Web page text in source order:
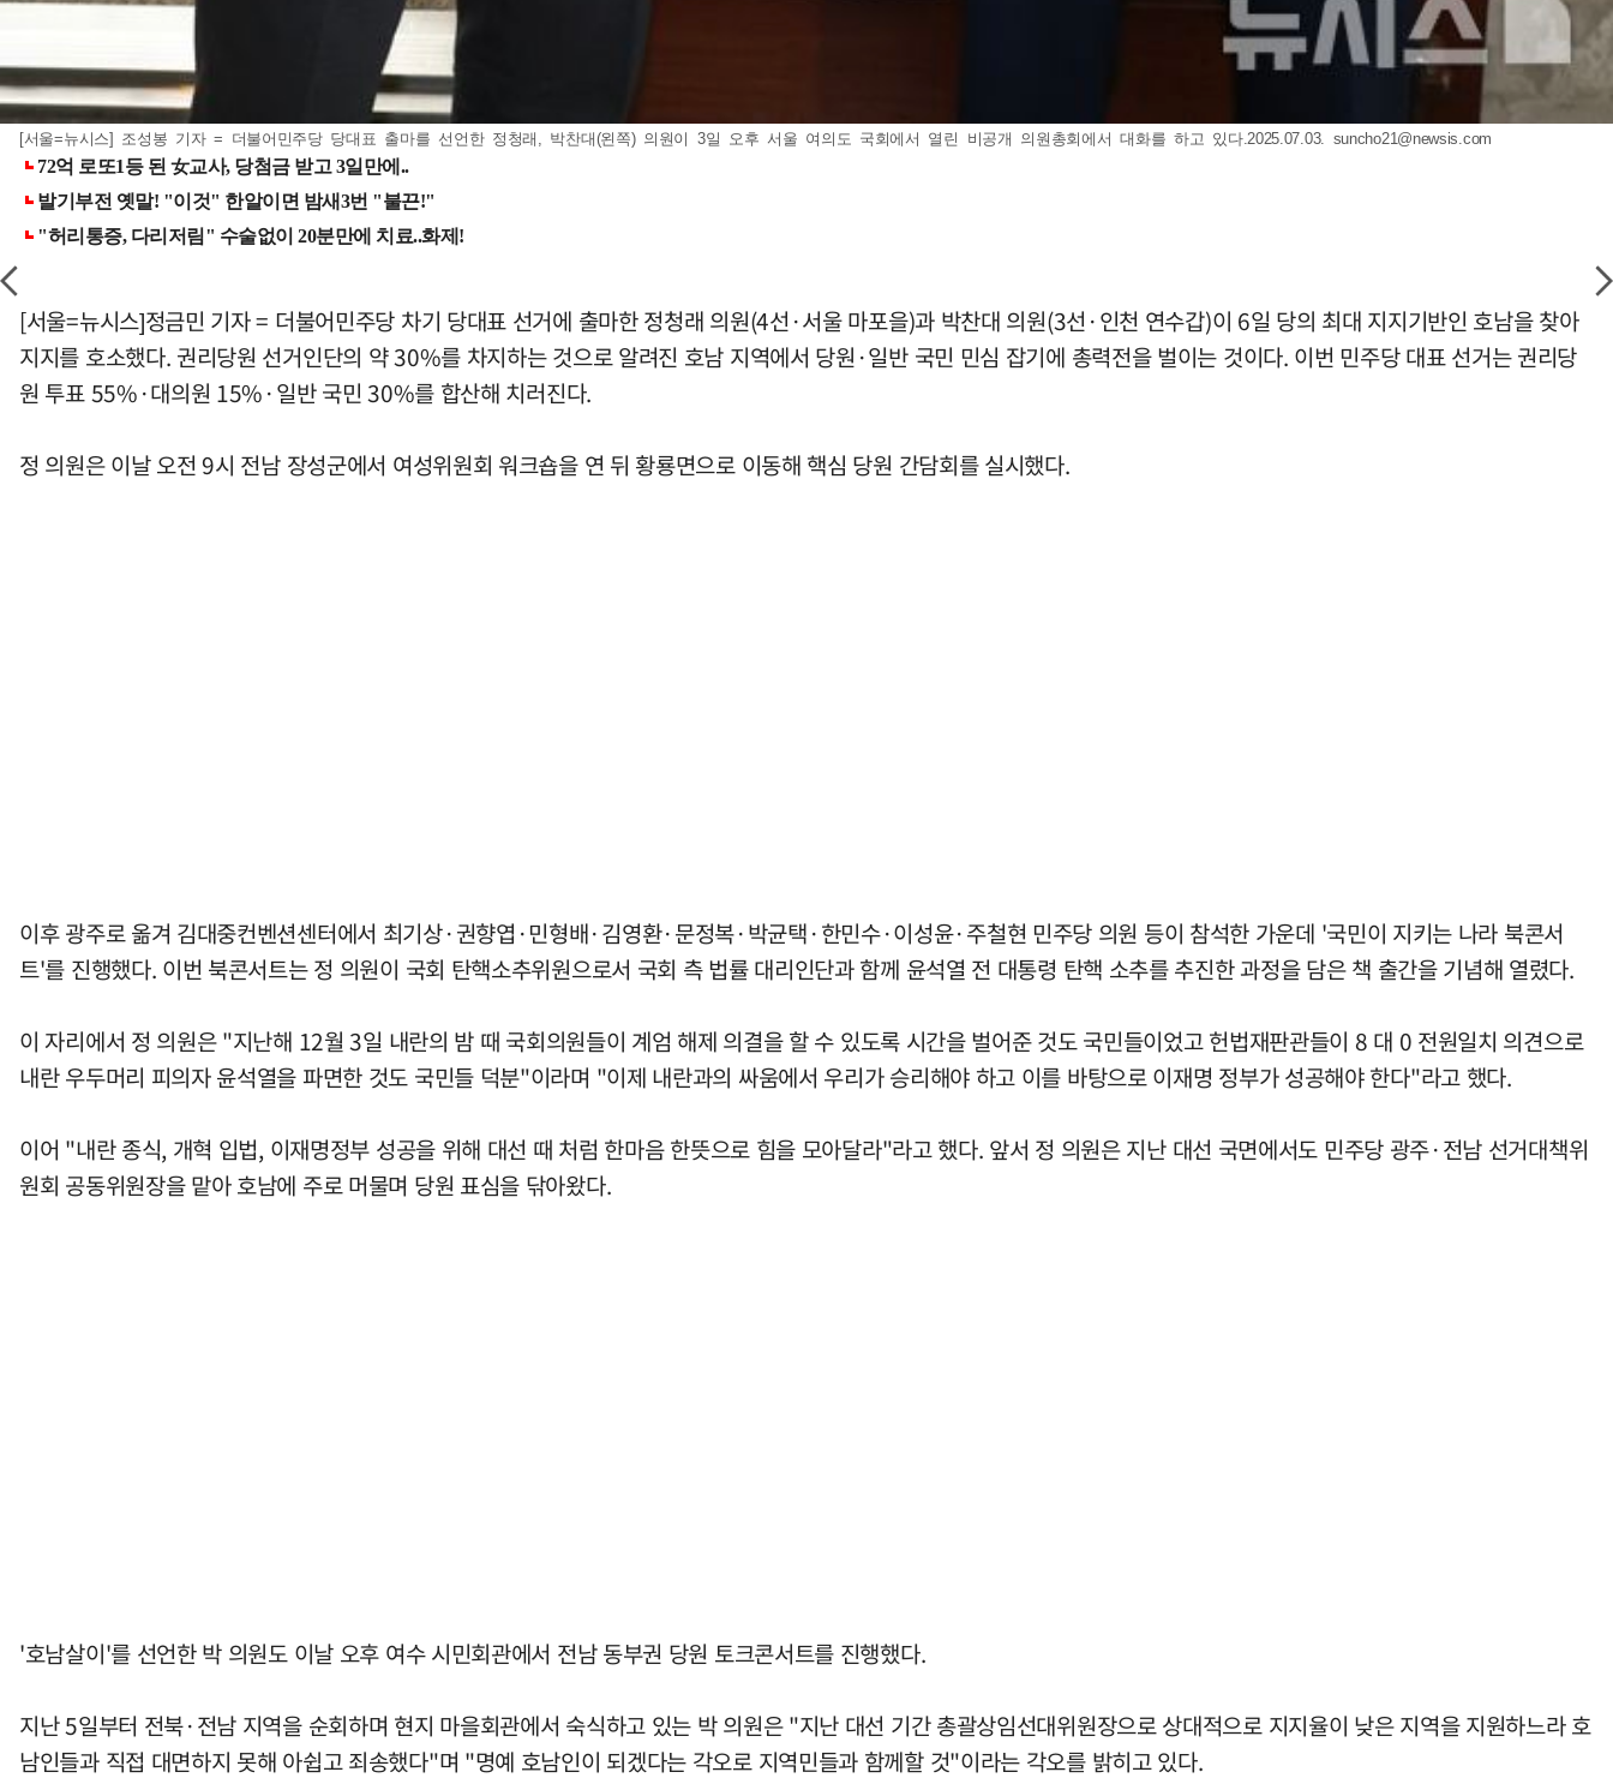
[서울=뉴시스] 조성봉 기자 = 더불어민주당 당대표 출마를 선언한 정청래, 박찬대(왼쪽) 의원이 3일 오후 서울 여의도 국회에서 열린 비공개 의원총회에서 대화를 하고 있다.2025.07.03. suncho21@newsis.com
[서울=뉴시스]정금민 기자 = 더불어민주당 차기 당대표 선거에 출마한 정청래 의원(4선·서울 마포을)과 박찬대 의원(3선·인천 연수갑)이 6일 당의 최대 지지기반인 호남을 찾아
지지를 호소했다. 권리당원 선거인단의 약 30%를 차지하는 것으로 알려진 호남 지역에서 당원·일반 국민 민심 잡기에 총력전을 벌이는 것이다. 이번 민주당 대표 선거는 권리당
원 투표 55%·대의원 15%·일반 국민 30%를 합산해 치러진다.
정 의원은 이날 오전 9시 전남 장성군에서 여성위원회 워크숍을 연 뒤 황룡면으로 이동해 핵심 당원 간담회를 실시했다.
이후 광주로 옮겨 김대중컨벤션센터에서 최기상·권향엽·민형배·김영환·문정복·박균택·한민수·이성윤·주철현 민주당 의원 등이 참석한 가운데 '국민이 지키는 나라 북콘서
트'를 진행했다. 이번 북콘서트는 정 의원이 국회 탄핵소추위원으로서 국회 측 법률 대리인단과 함께 윤석열 전 대통령 탄핵 소추를 추진한 과정을 담은 책 출간을 기념해 열렸다.
이 자리에서 정 의원은 "지난해 12월 3일 내란의 밤 때 국회의원들이 계엄 해제 의결을 할 수 있도록 시간을 벌어준 것도 국민들이었고 헌법재판관들이 8 대 0 전원일치 의견으로
내란 우두머리 피의자 윤석열을 파면한 것도 국민들 덕분"이라며 "이제 내란과의 싸움에서 우리가 승리해야 하고 이를 바탕으로 이재명 정부가 성공해야 한다"라고 했다.
이어 "내란 종식, 개혁 입법, 이재명정부 성공을 위해 대선 때 처럼 한마음 한뜻으로 힘을 모아달라"라고 했다. 앞서 정 의원은 지난 대선 국면에서도 민주당 광주·전남 선거대책위
원회 공동위원장을 맡아 호남에 주로 머물며 당원 표심을 닦아왔다.
'호남살이'를 선언한 박 의원도 이날 오후 여수 시민회관에서 전남 동부권 당원 토크콘서트를 진행했다.
지난 5일부터 전북·전남 지역을 순회하며 현지 마을회관에서 숙식하고 있는 박 의원은 "지난 대선 기간 총괄상임선대위원장으로 상대적으로 지지율이 낮은 지역을 지원하느라 호
남인들과 직접 대면하지 못해 아쉽고 죄송했다"며 "명예 호남인이 되겠다는 각오로 지역민들과 함께할 것"이라는 각오를 밝히고 있다.